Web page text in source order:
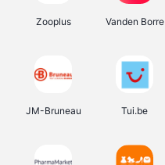
Zooplus Vanden Borre
JM-Bruneau Tui.be